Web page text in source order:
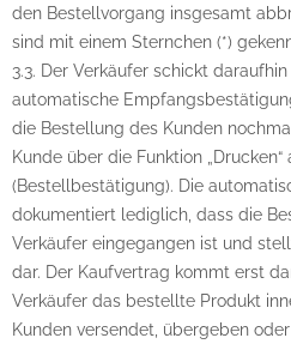
den Bestellvorgang insgesamt
sind mit einem Sternchen (*)
3.3. Der Verkäufer schickt
automatische
die Bestellung des Kunden
Kunde über die Funktion
(Bestellbestätigung). Die
dokumentiert lediglich, dass die
Verkäufer eingegangen ist und
dar. Der Kaufvertrag kommt erst
Verkäufer das bestellte Produkt
Kunden versendet, übergeben